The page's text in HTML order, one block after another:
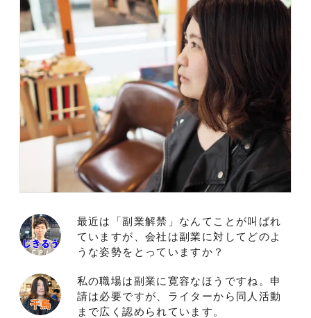
最近は「副業解禁」なんてことが叫ばれ
ていますが、会社は副業に対してどのよ
うな姿勢をとっていますか？
私の職場は副業に寛容なほうですね。申
請は必要ですが、ライターから同人活動
まで広く認められています。